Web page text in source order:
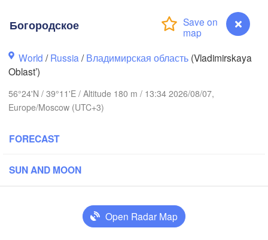
Богородское
World /Russia /Владимирская область (Vladimirskaya
Oblast’)
56°24'N / 39°11'E / Altitude 180 m / 13:34 2026/08/07,
Europe/Moscow (UTC+3)
FORECAST
SUN AND MOON
Open Radar Map
Череповец